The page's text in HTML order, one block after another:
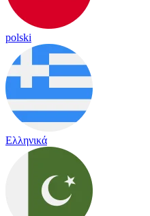
polski
Ελληνικά